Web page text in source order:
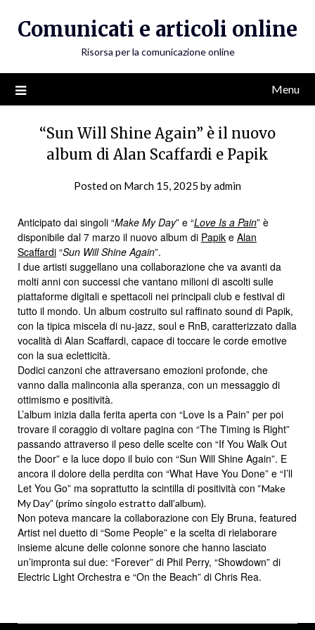
Comunicati e articoli online
Risorsa per la comunicazione online
Menu
“Sun Will Shine Again” è il nuovo
album di Alan Scaffardi e Papik
Posted on March 15, 2025 byadmin
Anticipato dai singoli “Make My Day” e “Love Is a Pain” è
disponibile dal 7 marzo il nuovo album di Papik e Alan
Scaffardi “Sun Will Shine Again”.
I due artisti suggellano una collaborazione che va avanti da
molti anni con successi che vantano milioni di ascolti sulle
piattaforme digitali e spettacoli nei principali club e festival di
tutto il mondo. Un album costruito sul raffinato sound di Papik,
con la tipica miscela di nu-jazz, soul e RnB, caratterizzato dalla
vocalità di Alan Scaffardi, capace di toccare le corde emotive
con la sua ecletticità.
Dodici canzoni che attraversano emozioni profonde, che
vanno dalla malinconia alla speranza, con un messaggio di
ottimismo e positività.
L’album inizia dalla ferita aperta con “Love Is a Pain” per poi
trovare il coraggio di voltare pagina con “The Timing is Right”
passando attraverso il peso delle scelte con “If You Walk Out
the Door” e la luce dopo il buio con “Sun Will Shine Again”. E
ancora il dolore della perdita con “What Have You Done” e “I’ll
Let You Go” ma soprattutto la scintilla di positività con “Make
My Day” (primo singolo estratto dall’album).
Non poteva mancare la collaborazione con Ely Bruna, featured
Artist nel duetto di “Some People” e la scelta di rielaborare
insieme alcune delle colonne sonore che hanno lasciato
un’impronta sui due: “Forever” di Phil Perry, “Showdown” di
Electric Light Orchestra e “On the Beach” di Chris Rea.